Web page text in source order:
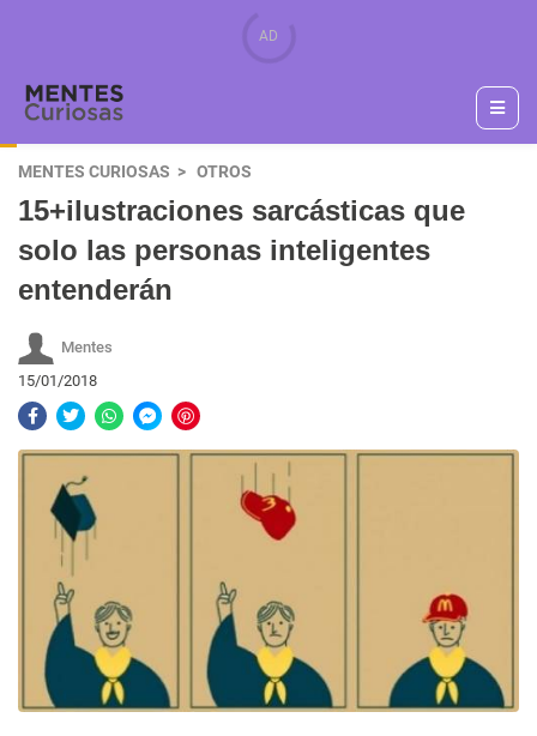
MENTES CURIOSAS OTROS
15+ilustraciones sarcásticas que
solo las personas inteligentes
entenderán
Mentes
15/01/2018